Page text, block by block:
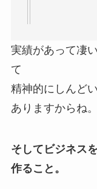
実績があって凄
て
精神的にしんど
ありますからね。
そしてビジネス
作ること。